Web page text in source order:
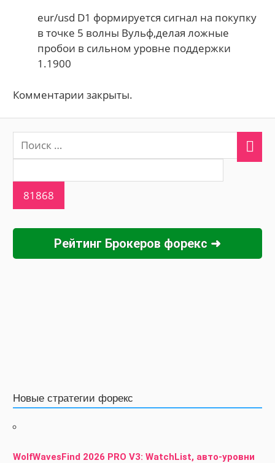
eur/usd D1 формируется сигнал на покупку
в точке 5 волны Вульф,делая ложные
пробои в сильном уровне поддержки
1.1900
Комментарии закрыты.
Рейтинг Брокеров форекс ➜
Новые стратегии форекс
WolfWavesFind 2026 PRO V3: WatchList, авто-уровни